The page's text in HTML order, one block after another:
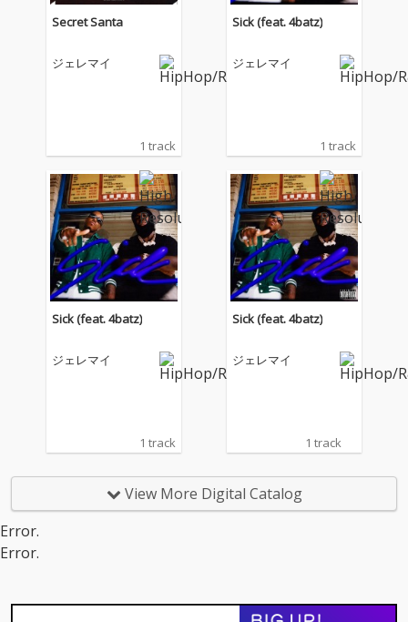
Secret Santa
ジェレマイ
1 track
Sick (feat. 4batz)
ジェレマイ
1 track
Sick (feat. 4batz)
ジェレマイ
1 track
Sick (feat. 4batz)
ジェレマイ
1 track
View More Digital Catalog
Error.
Error.